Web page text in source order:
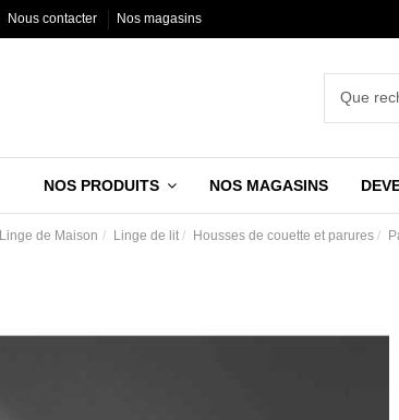
Nous contacter Nos magasins
NOS PRODUITS NOS MAGASINS
Linge de Maison Linge de lit Housses de couette et parures